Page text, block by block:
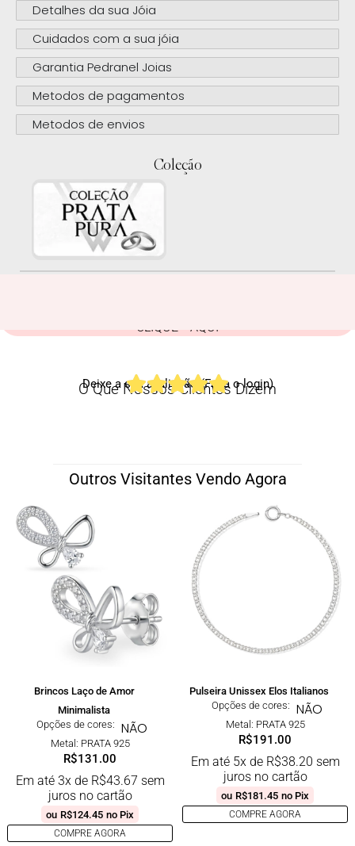
Detalhes da sua Jóia
Cuidados com a sua jóia
Garantia Pedranel Joias
Metodos de pagamentos
Metodos de envios
Coleção
CLIQUE AQUI
O Que Nossos Clientes Dizem
Deixe a sua avaliação (Faça o login)
Outros Visitantes Vendo Agora
Brincos Laço de Amor
Minimalista
Opções de cores: NÃO
Metal: PRATA 925
R$131.00
Em até 3x de R$43.67 sem
juros no cartão
ou R$124.45 no Pix
COMPRE AGORA
Pulseira Unissex Elos Italianos
Opções de cores: NÃO
Metal: PRATA 925
R$191.00
Em até 5x de R$38.20 sem
juros no cartão
ou R$181.45 no Pix
COMPRE AGORA